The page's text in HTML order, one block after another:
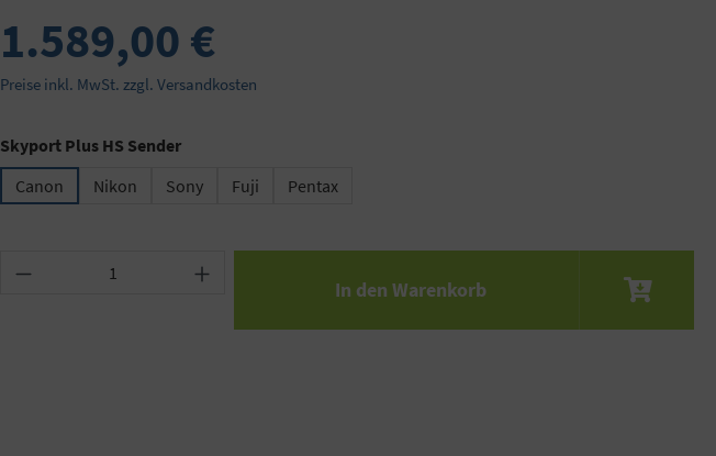
1.589,00 €
Preise inkl. MwSt. zzgl. Versandkosten
Skyport Plus HS Senderauswählen
Canon
Nikon Sony Fuji Pentax
Produkt Anzahl: Gib den gewünschten Wert ein oder benutze
In den Warenkorb